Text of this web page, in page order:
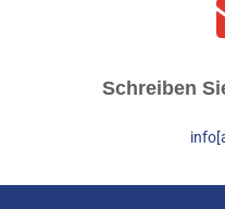
Schreiben